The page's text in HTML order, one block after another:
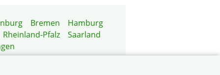
Bremen
Hamburg
Rheinland-Pfalz
Saarland